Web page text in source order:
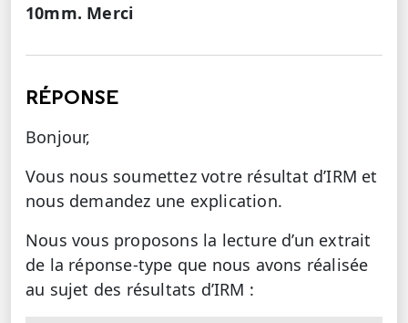
10mm. Merci
RÉPONSE
Bonjour,
Vous nous soumettez votre résultat d’IRM et
nous demandez une explication.
Nous vous proposons la lecture d’un extrait
de la réponse-type que nous avons réalisée
au sujet des résultats d’IRM :